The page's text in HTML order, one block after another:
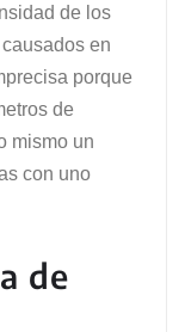
de los
en
porque
de
mismo un
con uno
de